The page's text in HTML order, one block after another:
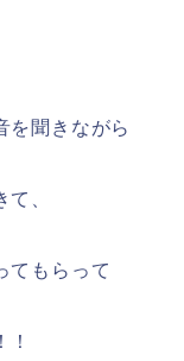
を聞きながら
、
てもらって